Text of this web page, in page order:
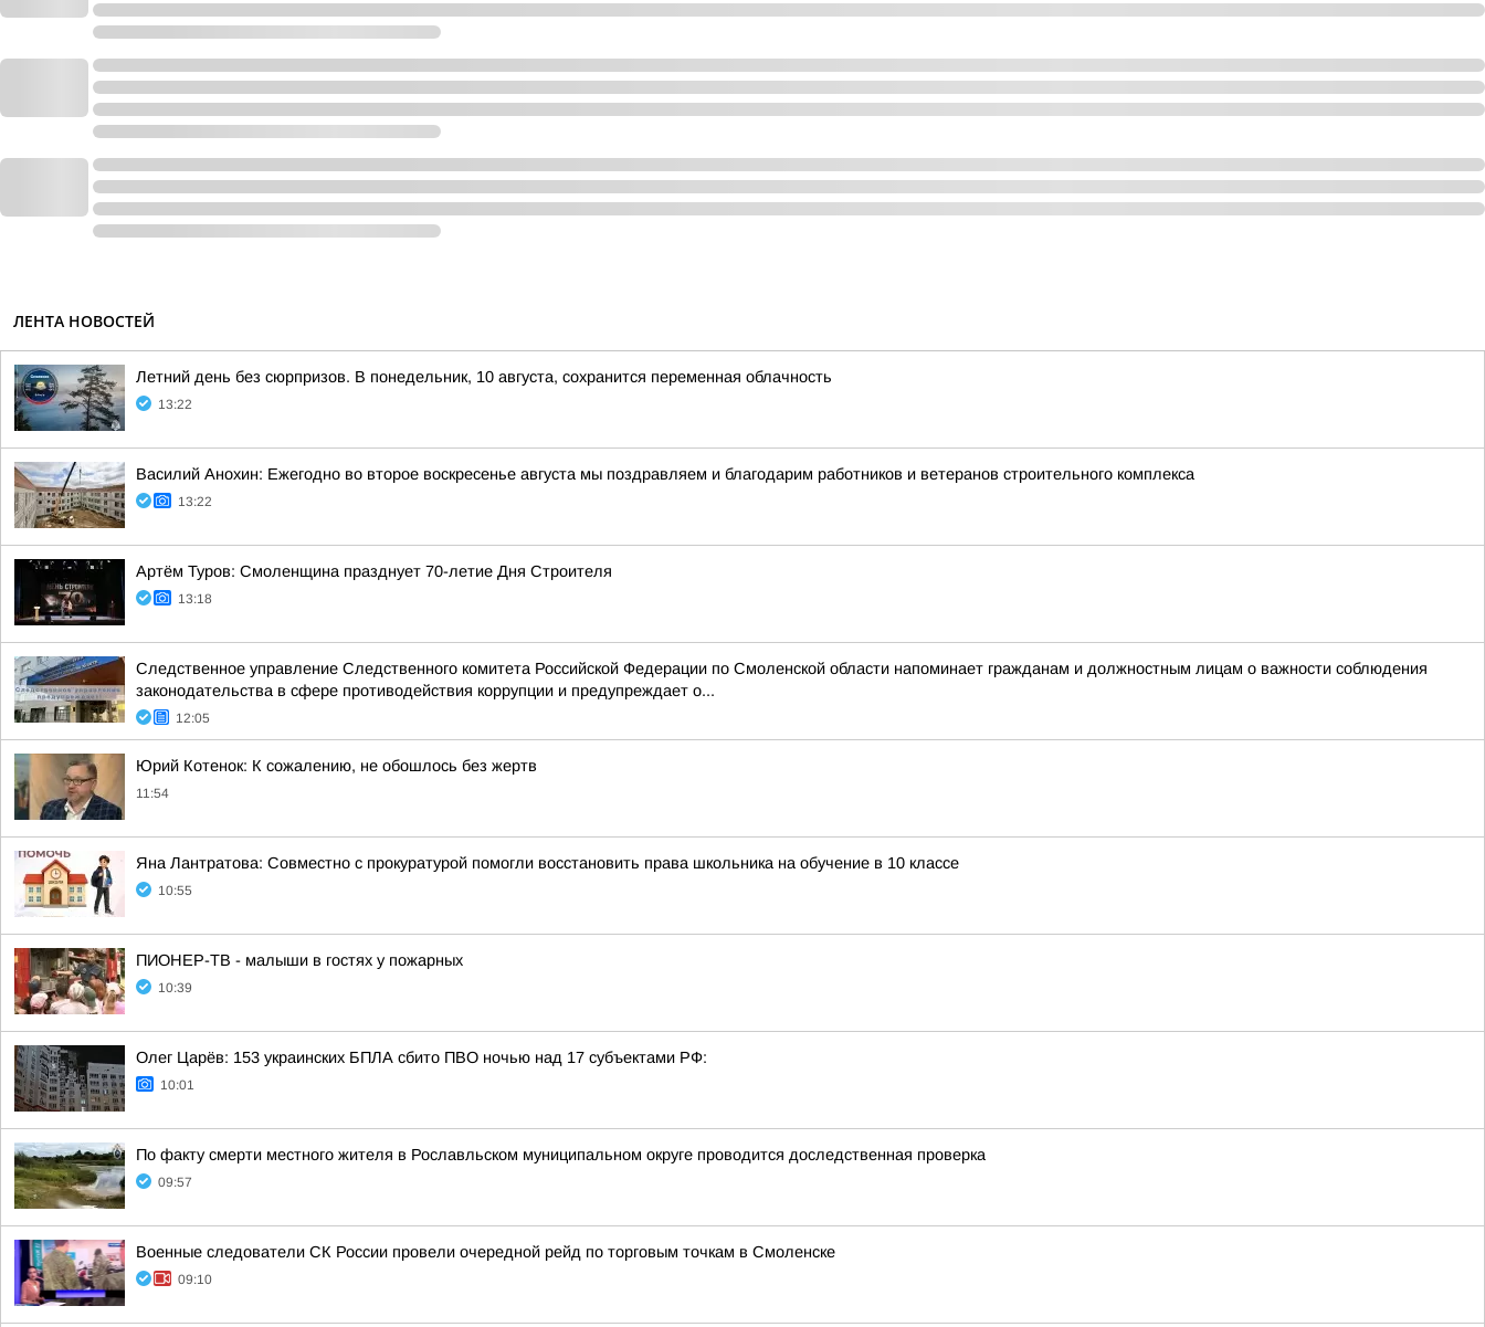
ЛЕНТА НОВОСТЕЙ
Летний день без сюрпризов. В понедельник, 10 августа, сохранится переменная облачность
13:22
Василий Анохин: Ежегодно во второе воскресенье августа мы поздравляем и благодарим работников и ветеранов строительного комплекса
13:22
Артём Туров: Смоленщина празднует 70-летие Дня Строителя
13:18
Следственное управление Следственного комитета Российской Федерации по Смоленской области напоминает гражданам и должностным лицам о важности соблюдения
законодательства в сфере противодействия коррупции и предупреждает о...
12:05
Юрий Котенок: К сожалению, не обошлось без жертв
11:54
Яна Лантратова: Совместно с прокуратурой помогли восстановить права школьника на обучение в 10 классе
10:55
ПИОНЕР-ТВ - малыши в гостях у пожарных
10:39
Олег Царёв: 153 украинских БПЛА сбито ПВО ночью над 17 субъектами РФ:
10:01
По факту смерти местного жителя в Рославльском муниципальном округе проводится доследственная проверка
09:57
Военные следователи СК России провели очередной рейд по торговым точкам в Смоленске
09:10